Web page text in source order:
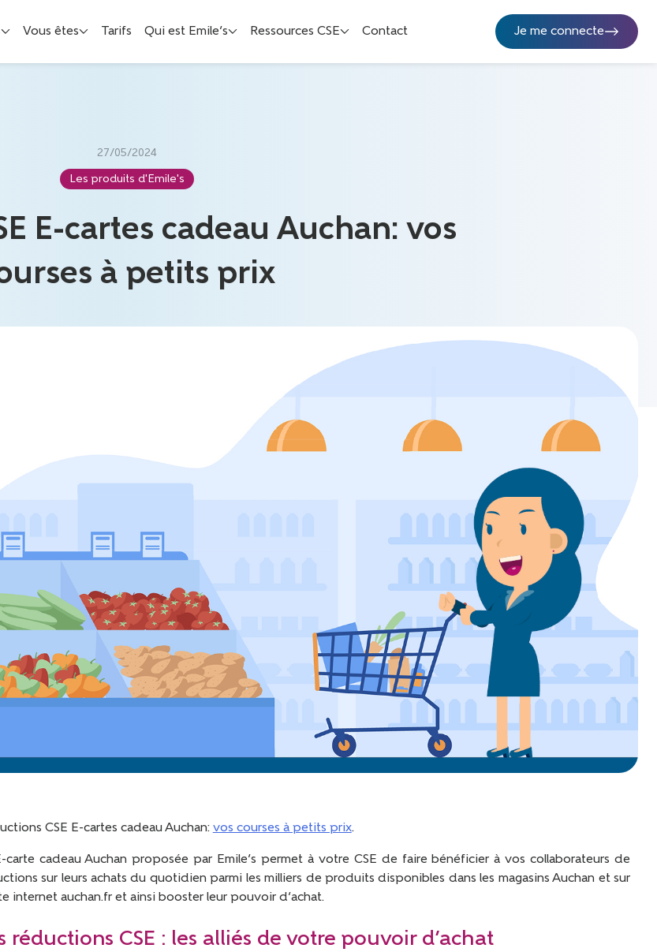
Vous êtes Tarifs Qui est Emile’s Ressources CSE Contact Je me connecte
27/05/2024
Les produits d'Emile's
E-cartes cadeau Auchan: vos
à petits prix
CSE E-cartes cadeau Auchan: vos courses à petits prix.
carte cadeau Auchan proposée par Emile’s permet à votre CSE de faire bénéficier à vos collaborateurs de
sur leurs achats du quotidien parmi les milliers de produits disponibles dans les magasins Auchan et sur
internet auchan.fr et ainsi booster leur pouvoir d’achat.
réductions CSE : les alliés de votre pouvoir d’achat